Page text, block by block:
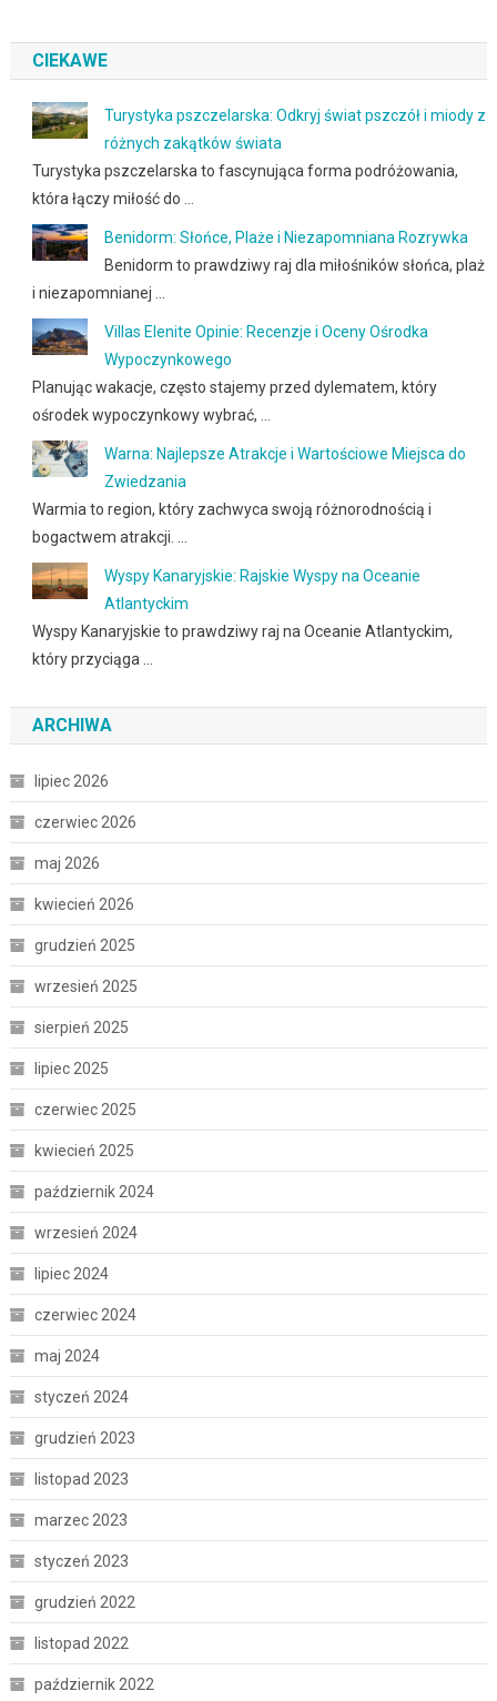
CIEKAWE
Turystyka pszczelarska: Odkryj świat pszczół i miody z
różnych zakątków świata
Turystyka pszczelarska to fascynująca forma podróżowania,
która łączy miłość do …
Benidorm: Słońce, Plaże i Niezapomniana Rozrywka
Benidorm to prawdziwy raj dla miłośników słońca, plaż
i niezapomnianej …
Villas Elenite Opinie: Recenzje i Oceny Ośrodka
Wypoczynkowego
Planując wakacje, często stajemy przed dylematem, który
ośrodek wypoczynkowy wybrać, …
Warna: Najlepsze Atrakcje i Wartościowe Miejsca do
Zwiedzania
Warmia to region, który zachwyca swoją różnorodnością i
bogactwem atrakcji. …
Wyspy Kanaryjskie: Rajskie Wyspy na Oceanie
Atlantyckim
Wyspy Kanaryjskie to prawdziwy raj na Oceanie Atlantyckim,
który przyciąga …
ARCHIWA
lipiec 2026
czerwiec 2026
maj 2026
kwiecień 2026
grudzień 2025
wrzesień 2025
sierpień 2025
lipiec 2025
czerwiec 2025
kwiecień 2025
październik 2024
wrzesień 2024
lipiec 2024
czerwiec 2024
maj 2024
styczeń 2024
grudzień 2023
listopad 2023
marzec 2023
styczeń 2023
grudzień 2022
listopad 2022
październik 2022